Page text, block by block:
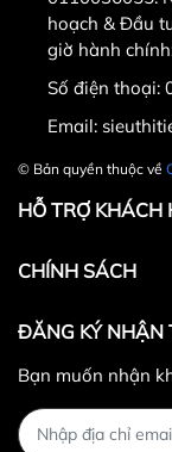
hoạch & Đầu
giờ hành
Số điện thoại:
Email:
© Bản quyền thuộc về
HỖ TRỢ KHÁCH
CHÍNH SÁCH
ĐĂNG KÝ NHẬN
Bạn muốn nhận